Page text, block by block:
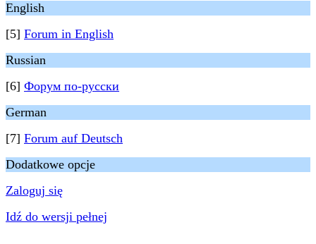
English
[5] Forum in English
Russian
[6] Форум по-русски
German
[7] Forum auf Deutsch
Dodatkowe opcje
Zaloguj się
Idź do wersji pełnej